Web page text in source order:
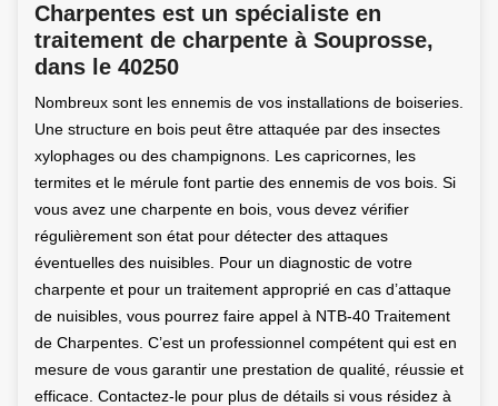
Charpentes est un spécialiste en
traitement de charpente à Souprosse,
dans le 40250
Nombreux sont les ennemis de vos installations de boiseries.
Une structure en bois peut être attaquée par des insectes
xylophages ou des champignons. Les capricornes, les
termites et le mérule font partie des ennemis de vos bois. Si
vous avez une charpente en bois, vous devez vérifier
régulièrement son état pour détecter des attaques
éventuelles des nuisibles. Pour un diagnostic de votre
charpente et pour un traitement approprié en cas d’attaque
de nuisibles, vous pourrez faire appel à NTB-40 Traitement
de Charpentes. C’est un professionnel compétent qui est en
mesure de vous garantir une prestation de qualité, réussie et
efficace. Contactez-le pour plus de détails si vous résidez à